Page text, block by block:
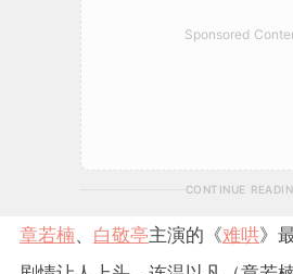
Sponsored
CONTINUE
章若楠、 白敬亭主演的《难哄》